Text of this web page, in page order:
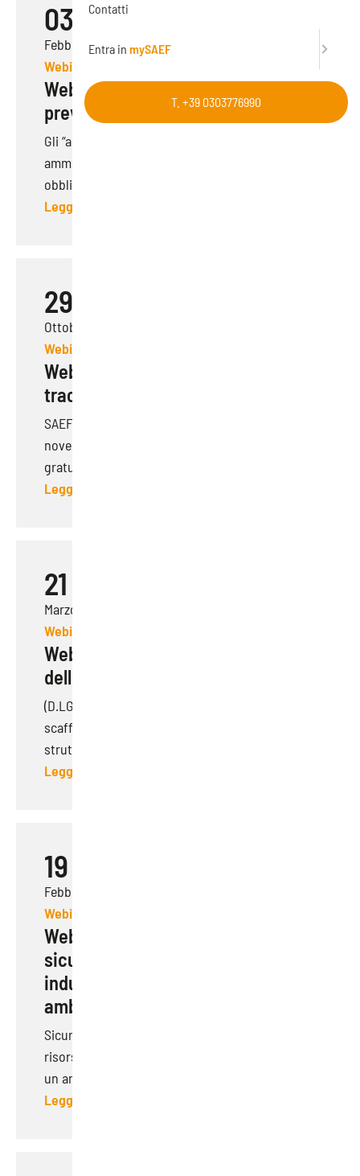
03
Febbraio 2025
Webinar
Webinar | Adeguati assetti: come
prevenire la crisi aziendale
Gli “adeguati assetti organizzativi e
amministrativo-contabili” sono ormai diventati
obbligatori...
Leggi di più
29
Ottobre 2024
Webinar
Webinar | RENTRI – Il futuro della
tracciabilità dei rifiuti
SAEF e Arianna Ambiente, mercoledì 20
novembre 2024, hanno tenuto un webinar
gratuito per approfond...
Leggi di più
21
Marzo 2024
Webinar
Webinar | Gestione della sicurezza
delle Scaffalature
(D.LGS 81/08 e norme specifiche dedicate alle
scaffalature industriali UNI EN 15629-15635) Le
strutt...
Leggi di più
19
Febbraio 2024
Webinar
Webinar | Verifica e messa in
sicurezza delle attrezzature
industriali: strategie per un
ambiente di lavoro Sostenibile
Sicurezza sul lavoro e valorizzazione delle
risorse umane sono gli elementi fondamentali di
un ambie...
Leggi di più
Contatti
Entra in mySAEF
T. +39 0303776990